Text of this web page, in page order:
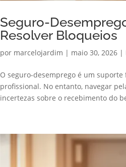
Seguro-
Resolver Bloqueios
por marcelojardim | maio 30, 2026 |
O seguro-desemprego é um
profissional. No entanto, navegar
incertezas sobre o recebimento do